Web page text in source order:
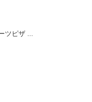
ツピザ ...